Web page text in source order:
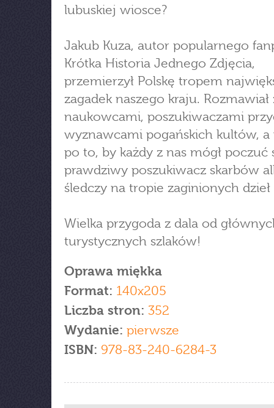
lubuskiej wiosce?
Jakub Kuza, autor popularnego
Krótka Historia Jednego Zdjęcia,
przemierzył Polskę tropem
zagadek naszego kraju. Rozmawiał
naukowcami, poszukiwaczami
wyznawcami pogańskich kultów, a
po to, by każdy z nas mógł poczuć
prawdziwy poszukiwacz skarbów
śledczy na tropie zaginionych dzieł
Wielka przygoda z dala od
turystycznych szlaków!
Oprawa miękka
Format: 140x205
Liczba stron: 352
Wydanie: pierwsze
ISBN: 978-83-240-6284-3